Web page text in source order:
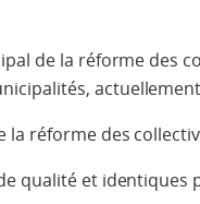
de la réforme des
la réforme des
qualité et